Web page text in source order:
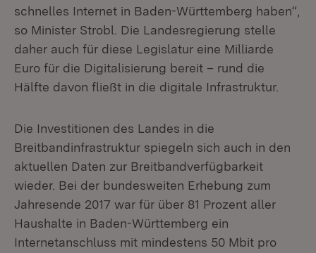
schnelles Internet in Baden-Württemberg haben“,
so Minister Strobl. Die Landesregierung stelle
daher auch für diese Legislatur eine Milliarde
Euro für die Digitalisierung bereit – rund die
Hälfte davon fließt in die digitale Infrastruktur.
Die Investitionen des Landes in die
Breitbandinfrastruktur spiegeln sich auch in den
aktuellen Daten zur Breitbandverfügbarkeit
wieder. Bei der bundesweiten Erhebung zum
Jahresende 2017 war für über 81 Prozent aller
Haushalte in Baden-Württemberg ein
Internetanschluss mit mindestens 50 Mbit pro